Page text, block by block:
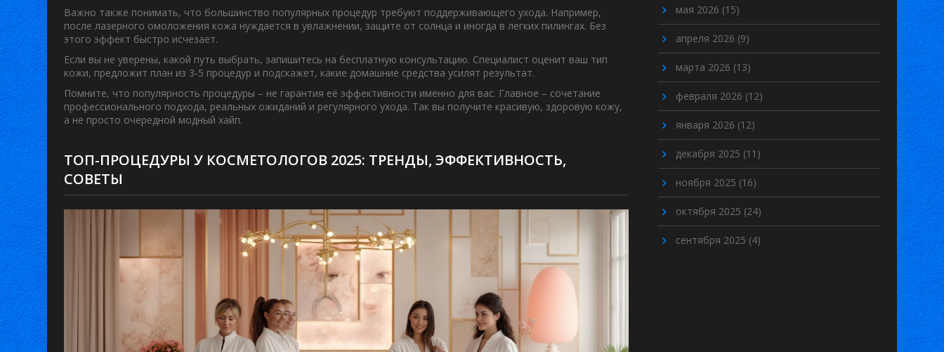
Важно также понимать, что большинство популярных процедур требуют поддерживающего ухода. Например,
после лазерного омоложения кожа нуждается в увлажнении, защите от солнца и иногда в легких пилингах. Без
этого эффект быстро исчезает.
Если вы не уверены, какой путь выбрать, запишитесь на бесплатную консультацию. Специалист оценит ваш тип
кожи, предложит план из 3‑5 процедур и подскажет, какие домашние средства усилят результат.
Помните, что популярность процедуры – не гарантия её эффективности именно для вас. Главное – сочетание
профессионального подхода, реальных ожиданий и регулярного ухода. Так вы получите красивую, здоровую кожу,
а не просто очередной модный хайп.
ТОП-ПРОЦЕДУРЫ У КОСМЕТОЛОГОВ 2025: ТРЕНДЫ, ЭФФЕКТИВНОСТЬ,
СОВЕТЫ
мая 2026 (15)
апреля 2026 (9)
марта 2026 (13)
февраля 2026 (12)
января 2026 (12)
декабря 2025 (11)
ноября 2025 (16)
октября 2025 (24)
сентября 2025 (4)